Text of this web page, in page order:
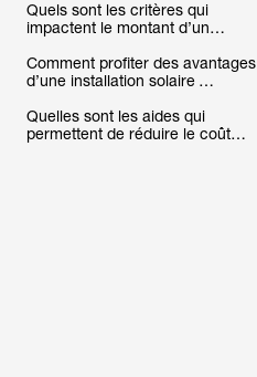
Quels sont les critères qui
impactent le montant d’un
Comment profiter des avantages
d’une installation solaire
?
Quelles sont les aides qui
permettent de réduire le coût